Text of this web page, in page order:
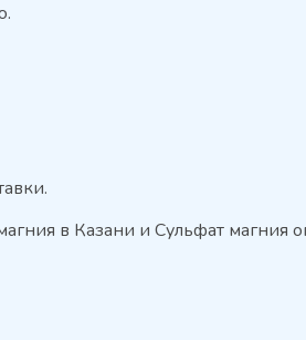
в Казани и Сульфат